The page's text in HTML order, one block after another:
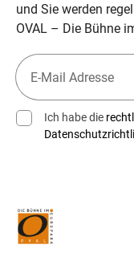
und Sie werden
OVAL – Die Bühne
Ich habe die